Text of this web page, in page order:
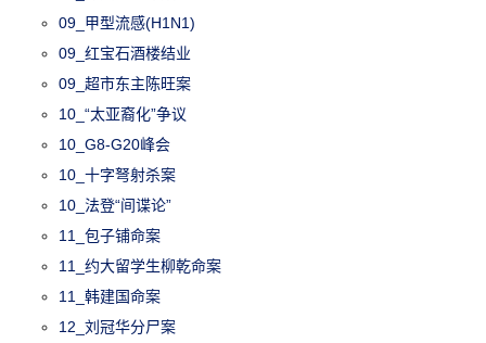
09_甲型流感(H1N1)
09_红宝石酒楼结业
09_超市东主陈旺案
10_“太亚裔化”争议
10_G8-G20峰会
10_十字弩射杀案
10_法登“间谍论”
11_包子铺命案
11_约大留学生柳乾命案
11_韩建国命案
12_刘冠华分尸案